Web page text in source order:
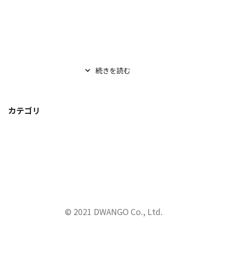
続きを読む
カテゴリ
© 2021 DWANGO Co., Ltd.